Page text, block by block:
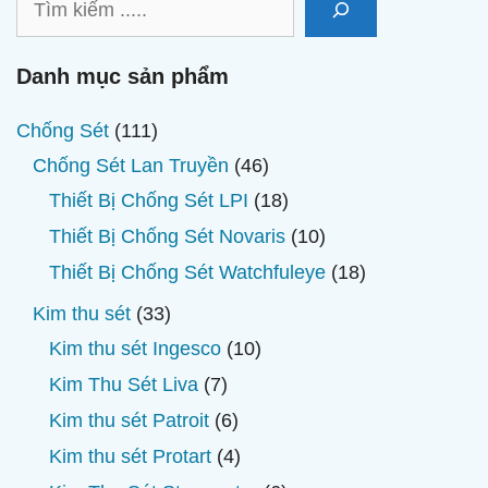
Danh mục sản phẩm
Chống Sét 111111
sản
phẩm
Chống Sét Lan Truyền 4646
sản
phẩm
Thiết Bị Chống Sét LPI 1818
sản
phẩm
Thiết Bị Chống Sét Novaris 1010
sản
Thiết Bị Chống Sét Watchfuleye 1818
Kim thu sét 3333
sản
phẩm
Kim thu sét Ingesco 1010
Kim Thu Sét Liva 77
sản
phẩm
Kim thu sét Patroit 66
sản
phẩm
Kim thu sét Protart 44